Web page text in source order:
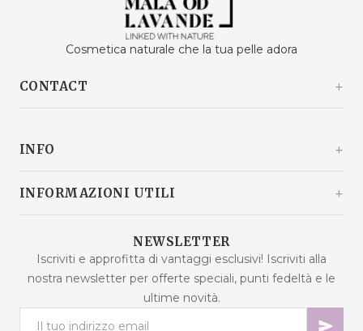
Cosmetica naturale che la tua pelle adora
CONTACT
Croazia
Lun - Ven: 9:00 - 15:00
INFO
Chi siamo
Nuovi prodotti
Prodotti più venduti
INFORMAZIONI UTILI
Domande frequenti
Termini di acquisto
Sicurezza dei dati
NEWSLETTER
Iscriviti e approfitta di vantaggi esclusivi! Iscriviti alla
nostra newsletter per offerte speciali, punti fedeltà e le
ultime novità.